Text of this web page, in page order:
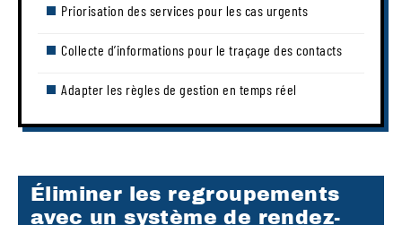
Priorisation des services pour les cas urgents
Collecte d’informations pour le traçage des contacts
Adapter les règles de gestion en temps réel
Éliminer les regroupements
avec un système de rendez-